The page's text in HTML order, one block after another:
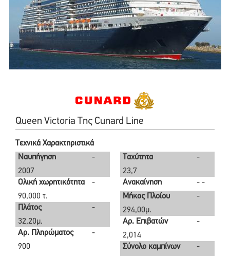
Queen Victoria Της Cunard Line
Τεχνικά Χαρακτηριστικά
Ναυπήγηση
-
2007
Ολική χωρητικότητα
-
90,000 τ.
Πλάτος
-
32,20μ.
Αρ. Πληρώματος
-
900
Ταχύτητα
-
23,7
Ανακαίνηση
- -
Μήκος Πλοίου
-
294,00μ.
Αρ. Επιβατών
-
2,014
Σύνολο καμπίνων
-